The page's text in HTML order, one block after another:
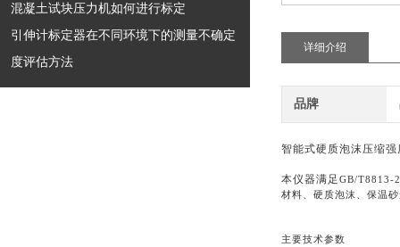
详细介绍
品牌
智能式硬质泡沫压缩
本仪器满足 GB/T8813-
材料、硬质泡沫、保温
主要技术参数
混凝土试块压力机如何进行标定
引伸计标定器在不同环境下的测量不确定
度评估方法